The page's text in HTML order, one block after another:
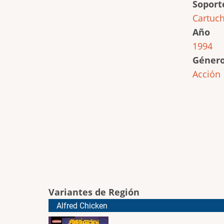
Año
1994
Acción
Variantes de Región
Alfred Chicken